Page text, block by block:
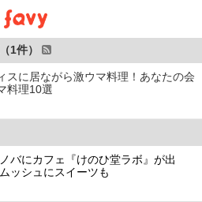
1件）
スに居ながら激ウマ料理！あなたの会
料理10選
バにカフェ『けのひ堂ラボ』が出
ッシュにスイーツも